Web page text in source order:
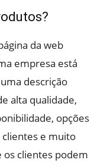
da web
empresa está
descrição
alta qualidade,
opções
clientes e muito
os clientes podem